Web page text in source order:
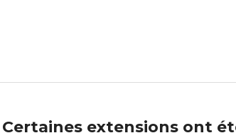
extensions ont